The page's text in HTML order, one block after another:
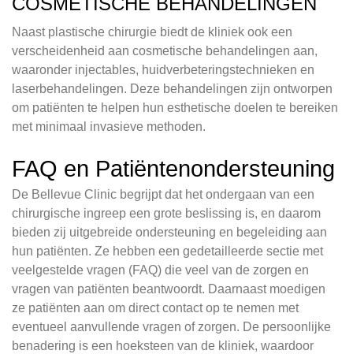
Naast plastische chirurgie biedt de kliniek ook een
verscheidenheid aan cosmetische behandelingen aan,
waaronder injectables, huidverbeteringstechnieken en
laserbehandelingen. Deze behandelingen zijn ontworpen
om patiënten te helpen hun esthetische doelen te bereiken
met minimaal invasieve methoden.
FAQ en Patiëntenondersteuning
De Bellevue Clinic begrijpt dat het ondergaan van een
chirurgische ingreep een grote beslissing is, en daarom
bieden zij uitgebreide ondersteuning en begeleiding aan
hun patiënten. Ze hebben een gedetailleerde sectie met
veelgestelde vragen (FAQ) die veel van de zorgen en
vragen van patiënten beantwoordt. Daarnaast moedigen
ze patiënten aan om direct contact op te nemen met
eventueel aanvullende vragen of zorgen. De persoonlijke
benadering is een hoeksteen van de kliniek, waardoor